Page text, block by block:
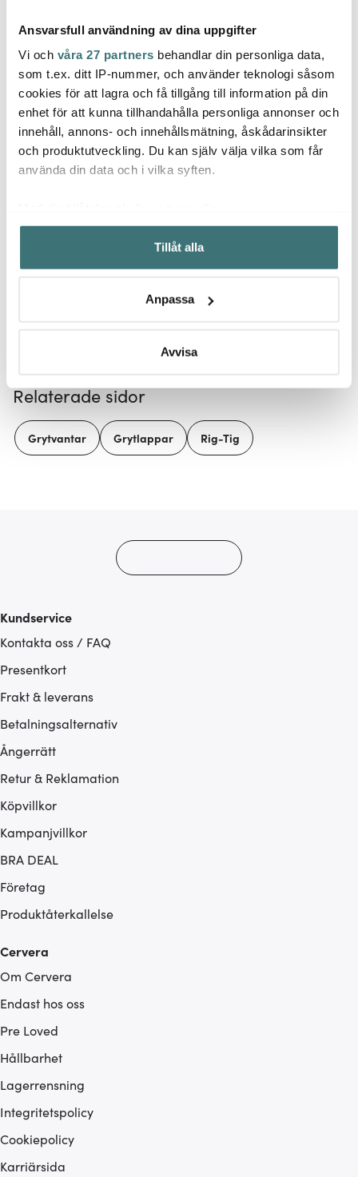
Ansvarsfull användning av dina uppgifter
Vi och våra 27 partners behandlar din personliga data,
som t.ex. ditt IP-nummer, och använder teknologi såsom
cookies för att lagra och få tillgång till information på din
enhet för att kunna tillhandahålla personliga annonser och
innehåll, annons- och innehållsmätning, åskådarinsikter
och produktutveckling. Du kan själv välja vilka som får
använda din data och i vilka syften.
Samla in information om din geografiska plats som
kan ha en noggrannhet på upp till flera meter
Identifiera din enhet genom att aktivt skanna den för
Ta reda på mer om hur dina personliga uppgifter
Du kan ändra eller dra tillbaka ditt samtycke när som
Vi använder cookies för att innehållet och annonserna
ska anpassas efter det som vi tror att du tycker om. Det
gör också att vi kan analysera vår trafik och göra
Tillåt alla
Anpassa
Avvisa
Bastian
Grytvante 33x18 cm
svart
129 kr
Aarke
Aarke Co2
Kolsyrepatron 100%
Renewable 425g
249 kr
Gefu
Låt dig inspireras av våra kunder
Relaterade sidor
Grytvantar Grytlappar Rig-Tig
Kundservice
Kontakta oss / FAQ
Presentkort
Frakt & leverans
Betalningsalternativ
Ångerrätt
Retur & Reklamation
Köpvillkor
Kampanjvillkor
BRA DEAL
Företag
Produktåterkallelse
Cervera
Om Cervera
Endast hos oss
Pre Loved
Hållbarhet
Lagerrensning
Integritetspolicy
Cookiepolicy
Karriärsida